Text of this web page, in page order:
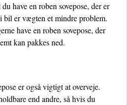
have en roben sovepose, der er
er vægten et mindre problem.
have en roben sovepose, der
kan pakkes ned.
er også vigtigt at overveje.
end andre, så hvis du